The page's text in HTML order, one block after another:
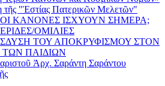
τῆς "Ἑστίας Πατερικῶν Μελετῶν"
ΚΑΝΟΝΕΣ ΙΣΧΥΟΥΝ ΣΗΜΕΡΑ;
ΟΜΙΛΙΕΣ
ΤΟΥ ΑΠΟΚΡΥΦΙΣΜΟΥ ΣΤΟΝ
ΠΑΙΔΙΩΝ
Ἀρχ. Σαράντη Σαράντου